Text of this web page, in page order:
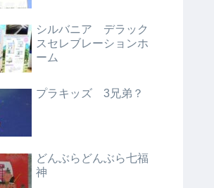
シルバニア デラック
スセレブレーションホ
ーム
プラキッズ 3兄弟？
どんぶらどんぶら七福
神